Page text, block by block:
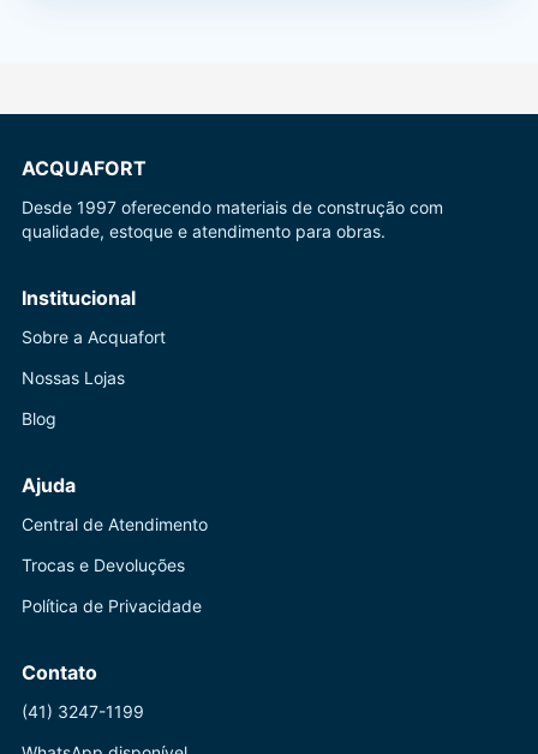
ACQUAFORT
Desde 1997 oferecendo materiais de construção com
qualidade, estoque e atendimento para obras.
Institucional
Sobre a Acquafort
Nossas Lojas
Blog
Ajuda
Central de Atendimento
Trocas e Devoluções
Política de Privacidade
Contato
(41) 3247-1199